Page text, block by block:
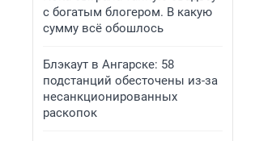
с богатым блогером. В какую
сумму всё обошлось
Блэкаут в Ангарске: 58
подстанций обесточены из-за
несанкционированных
раскопок